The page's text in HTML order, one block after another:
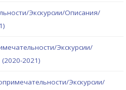
Экскурсии/Описания/
Экскурсии/
2021)
Экскурсии/